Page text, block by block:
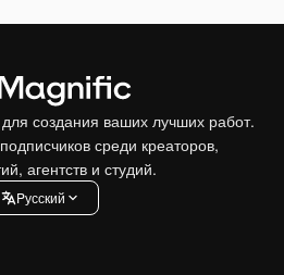
создания ваших лучших работ.
среди креаторов,
агентств и студий.
Pусский